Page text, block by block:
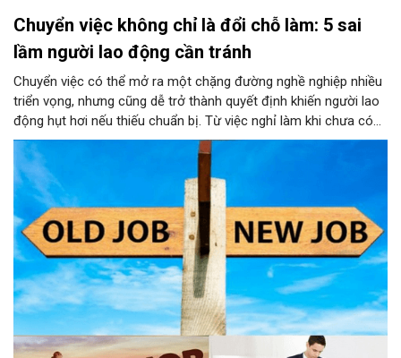
Chuyển việc không chỉ là đổi chỗ làm: 5 sai
lầm người lao động cần tránh
Chuyển việc có thể mở ra một chặng đường nghề nghiệp nhiều
triển vọng, nhưng cũng dễ trở thành quyết định khiến người lao
động hụt hơi nếu thiếu chuẩn bị. Từ việc nghỉ làm khi chưa có
kế hoạch, quá coi trọng mức lương đến cách rời công ty cũ
thiếu chuyên nghiệp, mỗi lựa chọn đều có thể ảnh hưởng lâu dài
tới sự nghiệp.